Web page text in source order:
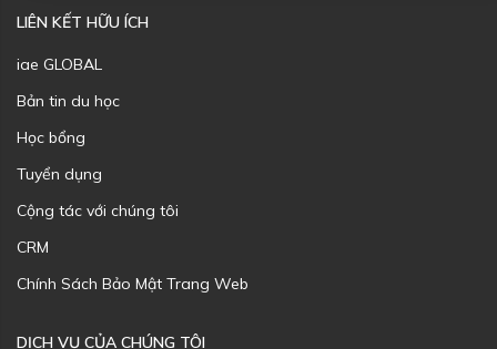
LIÊN KẾT HỮU ÍCH
iae GLOBAL
Bản tin du học
Học bổng
Tuyển dụng
Cộng tác với chúng tôi
CRM
Chính Sách Bảo Mật Trang Web
DỊCH VỤ CỦA CHÚNG TÔI